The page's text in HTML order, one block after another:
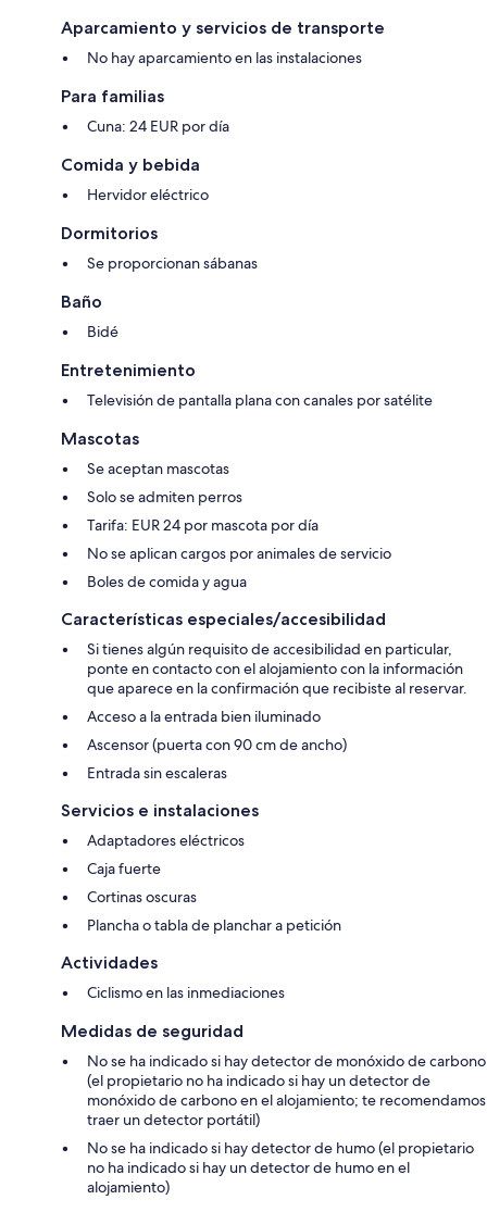
Aparcamiento y servicios de transporte
No hay aparcamiento en las instalaciones
Para familias
Cuna: 24 EUR por día
Comida y bebida
Hervidor eléctrico
Dormitorios
Se proporcionan sábanas
Baño
Bidé
Entretenimiento
Televisión de pantalla plana con canales por satélite
Mascotas
Se aceptan mascotas
Solo se admiten perros
Tarifa: EUR 24 por mascota por día
No se aplican cargos por animales de servicio
Boles de comida y agua
Características especiales/accesibilidad
Si tienes algún requisito de accesibilidad en particular,
ponte en contacto con el alojamiento con la información
que aparece en la confirmación que recibiste al reservar.
Acceso a la entrada bien iluminado
Ascensor (puerta con 90 cm de ancho)
Entrada sin escaleras
Servicios e instalaciones
Adaptadores eléctricos
Caja fuerte
Cortinas oscuras
Plancha o tabla de planchar a petición
Actividades
Ciclismo en las inmediaciones
Medidas de seguridad
No se ha indicado si hay detector de monóxido de carbono
(el propietario no ha indicado si hay un detector de
monóxido de carbono en el alojamiento; te recomendamos
traer un detector portátil)
No se ha indicado si hay detector de humo (el propietario
no ha indicado si hay un detector de humo en el
alojamiento)